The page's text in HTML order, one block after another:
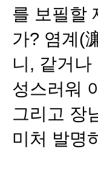
를 보필할
가? 염계(
니, 같거
성스러워
그리고 장
미처 발명